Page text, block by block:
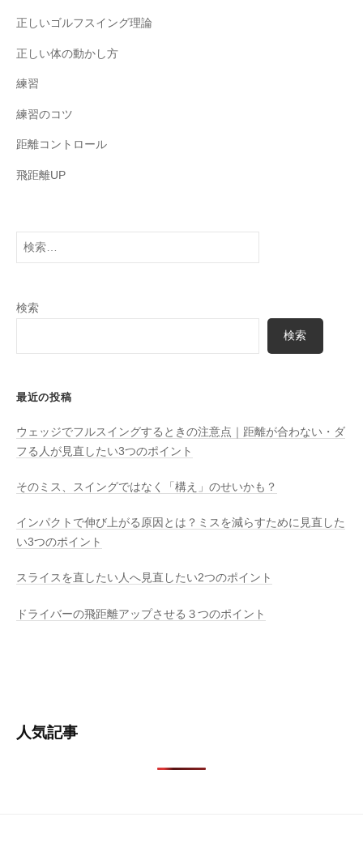
正しいゴルフスイング理論
正しい体の動かし方
練習
練習のコツ
距離コントロール
飛距離UP
検
検索
検索
最近の投稿
ウェッジでフルスイングするときの注意点｜距離が合わない・ダ
フる人が見直したい3つのポイント
そのミス、スイングではなく「構え」のせいかも？
インパクトで伸び上がる原因とは？ミスを減らすために見直した
い3つのポイント
スライスを直したい人へ見直したい2つのポイント
ドライバーの飛距離アップさせる３つのポイント
人気記事